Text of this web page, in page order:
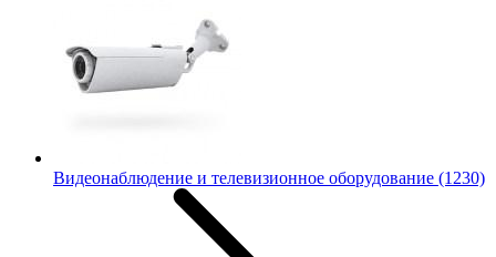
Видеонаблюдение и телевизионное оборудование (1230)